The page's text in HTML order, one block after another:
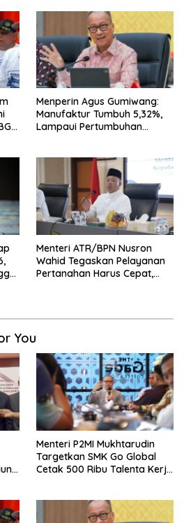
Menperin Agus Gumiwang:
Manufaktur Tumbuh 5,32%,
Lampaui Pertumbuhan
Menteri ATR/BPN Nusron
Wahid Tegaskan Pelayanan
Pertanahan Harus Cepat,
You
Menteri P2MI Mukhtarudin
Targetkan SMK Go Global
Cetak 500 Ribu Talenta Kerja